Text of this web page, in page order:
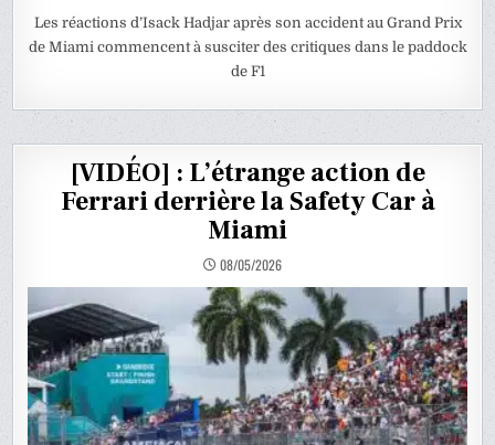
Les réactions d’Isack Hadjar après son accident au Grand Prix
de Miami commencent à susciter des critiques dans le paddock
de F1
[VIDÉO] : L’étrange action de
Ferrari derrière la Safety Car à
Miami
08/05/2026